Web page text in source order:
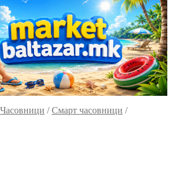
Часовници /Смарт часовници /